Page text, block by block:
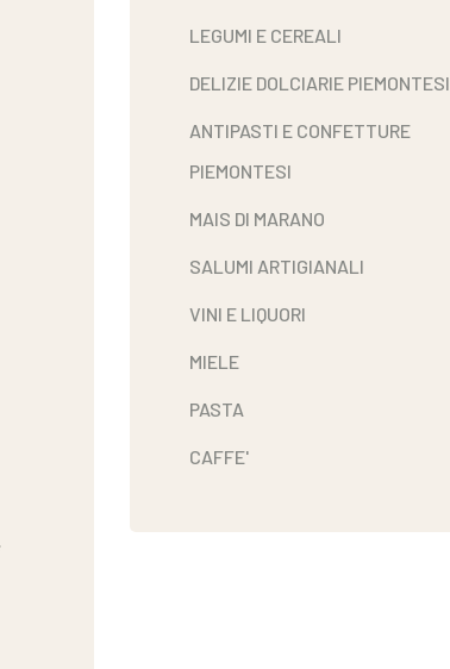
LEGUMI E CEREALI
DELIZIE DOLCIARIE PIEMONTESI
ANTIPASTI E CONFETTURE
PIEMONTESI
MAIS DI MARANO
SALUMI ARTIGIANALI
VINI E LIQUORI
MIELE
PASTA
CAFFE'